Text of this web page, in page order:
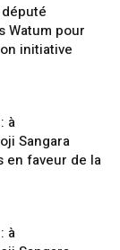
Watum pour
initiative
à
Sangara
en faveur de la
à